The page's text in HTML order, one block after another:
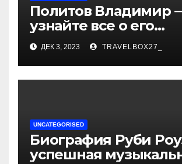
Политов Владимир
узнайте все о его
биографии, возрасте
впечатляющих
достижениях!
ДЕК 3, 2023 TRAVELBOX27_
UNCATEGORISED
Биография Руби
успешная